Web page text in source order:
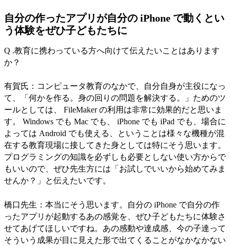
自分の作ったアプリが自分の iPhone で動くとい
う体験をぜひ子どもたちに
Q .教育に携わっている方へ向けて伝えたいことはあります
か？
有賀氏：コンピュータ教育のなかで、自分自身が主役になっ
て、「何かを作る。身の回りの問題を解決する。」ためのツ
ールとしては、 FileMaker の利用は非常に効果的だと思いま
す。 Windows でも Mac でも、 iPhone でも iPad でも、場合に
よっては Android でも使える、ということは様々な機種が混
在する教育現場に接してきた身としては特にそう思います。
プログラミングの知識を必ずしも必要としない使い方からで
もいいので、ぜひ先生方には「お試しでいいから始めてみま
せんか？」と伝えたいです。
橋口先生：本当にそう思います。自分の iPhone で自分の作
ったアプリが起動するあの感覚を、ぜひ子どもたちに体験さ
せてあげてほしいですね。あの感動や達成感、今の子達って
そういう成果が目に見えた形で出てくることがなかなかない